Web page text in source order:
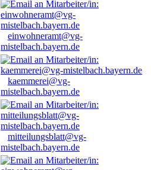
einwohneramt@vg-
mistelbach.bayern.de
kaemmerei@vg-
mistelbach.bayern.de
mitteilungsblatt@vg-
mistelbach.bayern.de